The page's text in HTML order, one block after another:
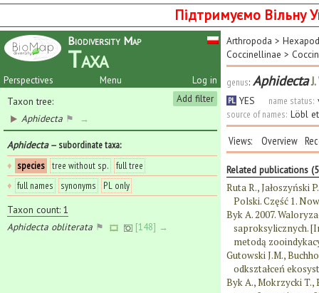
Підтримуємо Вільну
Biodiversity Map
Taxa
Perspectives Log in
Menu
Add filter
Taxon tree:
Aphidecta ⚑ →
Aphidecta— subordinate taxa:
♦ species tree without sp.
full tree
♦ full names synonyms
PL only
Taxon count: 1
Aphidecta obliterata ⚑ [148] →
Arthropoda >
Coccinellinae >
genus: AphidectaJ.
PL YES name status:
source of names: Löbl
Views: Overview
Related publications
Ruta R., Jałoszyński
Polski. Część 1.
Byk A. 2007.
saproksylicznych.
metodą
Gutowski J.M.,
odkształceń
Byk A., Mokrzycki T.,